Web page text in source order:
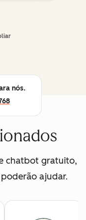
nós.
chatbot gratuito,
ajudar.